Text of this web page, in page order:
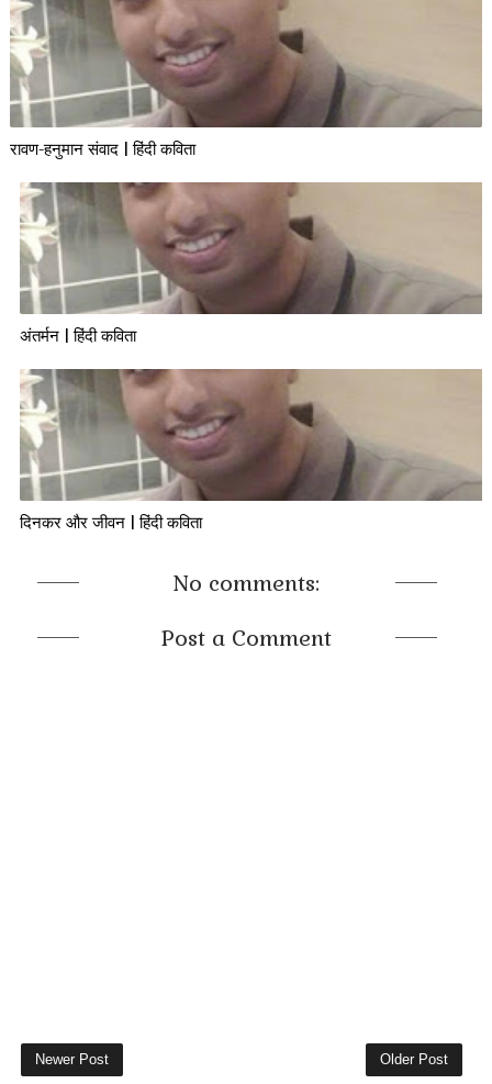
रावण-हनुमान संवाद | हिंदी कविता
अंतर्मन | हिंदी कविता
दिनकर और जीवन | हिंदी कविता
No comments:
Post a Comment
Newer Post Older Post